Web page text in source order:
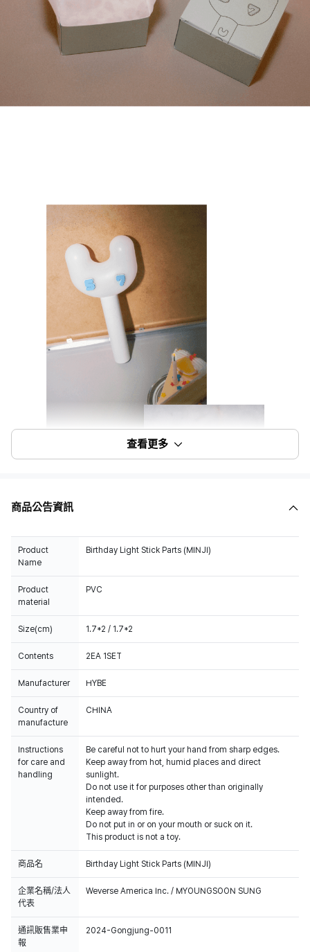
查看更多
商品公告資訊
Product
Name
Birthday Light Stick Parts (MINJI)
Product
material
PVC
Size(cm) 1.7*2 / 1.7*2
Contents 2EA 1SET
Manufacturer HYBE
Country of
manufacture
CHINA
Instructions
for care and
handling
Be careful not to hurt your hand from sharp edges.
Keep away from hot, humid places and direct
sunlight.
Do not use it for purposes other than originally
intended.
Keep away from fire.
Do not put in or on your mouth or suck on it.
This product is not a toy.
商品名 Birthday Light Stick Parts (MINJI)
企業名稱/法人
代表
Weverse America Inc. / MYOUNGSOON SUNG
通訊販售業申
報
2024-Gongjung-0011